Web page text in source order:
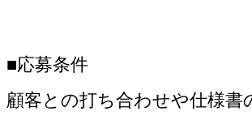
■応募条件
顧客との打ち合わせや仕様書